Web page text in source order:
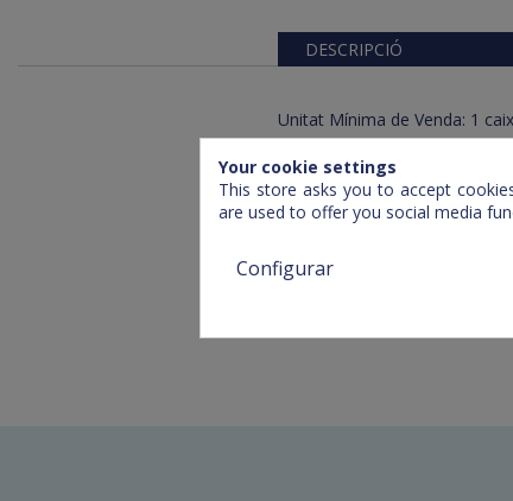
DESCRIPCIÓ
Unitat Mínima de Venda: 1
Pes Unitat: 40 gr
Your cookie settings
This store asks you to accept
are used to offer you social media
Configurar